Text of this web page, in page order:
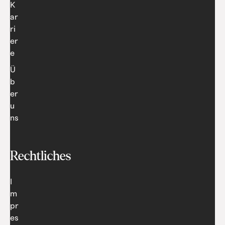
K
ar
ri
er
e
Ü
b
er
u
ns
Rechtliches
I
m
pr
es